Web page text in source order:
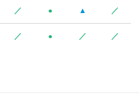
／ ● ▲ ／
／ ● ／ ／